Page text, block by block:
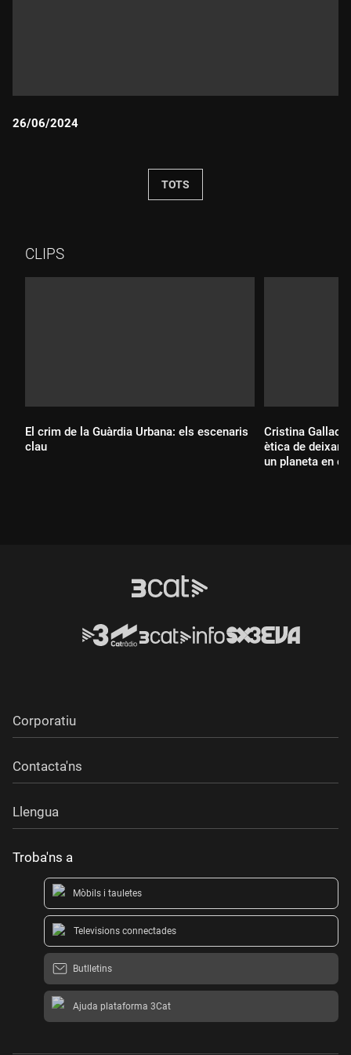
26/06/2024
TOTS
CLIPS
El crim de la Guàrdia Urbana: els escenaris
clau
Cristina
ètica de deixar
un planeta en
Corporatiu
Contacta'ns
Llengua
Troba'ns a
Mòbils i tauletes
Televisions connectades
Butlletins
Ajuda plataforma 3Cat